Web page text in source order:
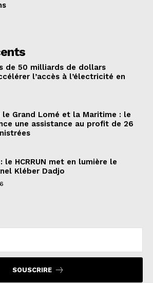
de 50 milliards de dollars
l’accès à l’électricité en
le Grand Lomé et la Maritime : le
une assistance au profit de 26
le HCRRUN met en lumière le
Kléber Dadjo
SOUSCRIRE